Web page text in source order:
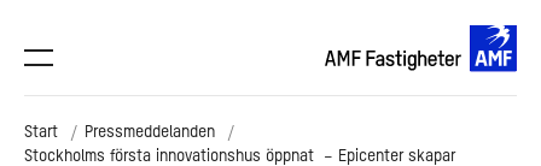
Start
Pressmeddelanden
Stockholms första innovationshus öppnat – Epicenter skapar